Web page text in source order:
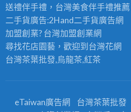
送禮伴手禮，台灣美食伴手禮推薦
二手貨廣告:2Hand二手貨廣告網
加盟創業? 台灣加盟創業網
尋找花店園藝，歡迎到 台灣花網
台灣茶葉批發,烏龍茶,紅茶
eTaiwan廣告網 台灣茶葉批發